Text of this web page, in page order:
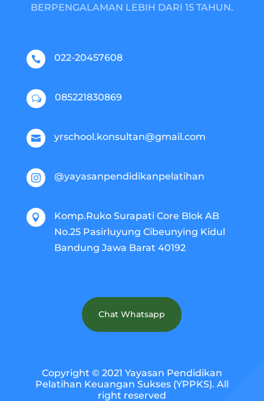
BERPENGALAMAN LEBIH DARI 15 TAHUN.
 022-20457608
w 085221830869
 yrschool.konsultan@gmail.com
 @yayasanpendidikanpelatihan

Komp.Ruko Surapati Core Blok AB
No.25 Pasirluyung Cibeunying Kidul
Bandung Jawa Barat 40192
Chat Whatsapp
Copyright © 2021 Yayasan Pendidikan
Pelatihan Keuangan Sukses (YPPKS). All
right reserved